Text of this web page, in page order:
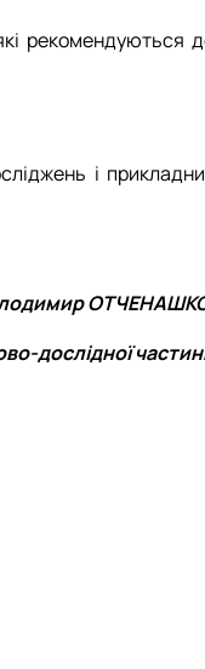
рекомендуються
і
дослідної